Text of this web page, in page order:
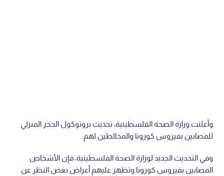
وأعلنت وزارة الصحة الفلسطينية، تحديث بروتوكول الحجر المنزلي
للمصابين بفيروس كورونا والمخالطين لهم.
وفي التحديث الجديد لوزارة الصحة الفلسطينية، فإن الأشخاص
المصابين بفيروس كورونا وتظهر عليهم أعراض بغض النظر عن